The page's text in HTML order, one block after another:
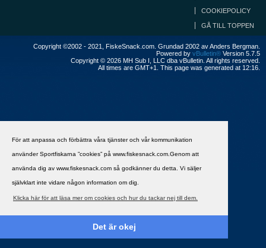
För att anpassa och förbättra våra tjänster och vår kommunikation
använder Sportfiskarna ”cookies” på www.fiskesnack.com.Genom att
använda dig av www.fiskesnack.com så godkänner du detta. Vi säljer
självklart inte vidare någon information om dig.
Klicka här för att läsa mer om cookies och hur du tackar nej till dem.
Det är okej
COOKIEPOLICY
GÅ TILL TOPPEN
Copyright ©2002 - 2021, FiskeSnack.com. Grundad 2002 av Anders Bergman.
Powered by vBulletin® Version 5.7.5
Copyright © 2026 MH Sub I, LLC dba vBulletin. All rights reserved.
All times are GMT+1. This page was generated at 12:16.